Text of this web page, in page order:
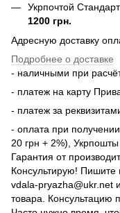
Укрпочтой
1200 грн.
Адресную доставку
Подробнее о доставке
- наличными при
- платеж на карту
- платеж за
- оплата при
20 грн + 2%),
Гарантия от
Консультирую!
vdala-pryazha@ukr.net
товара. Консультацию